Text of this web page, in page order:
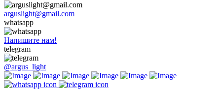
arguslight@gmail.com
whatsapp
Напишите нам!
telegram
@argus_light